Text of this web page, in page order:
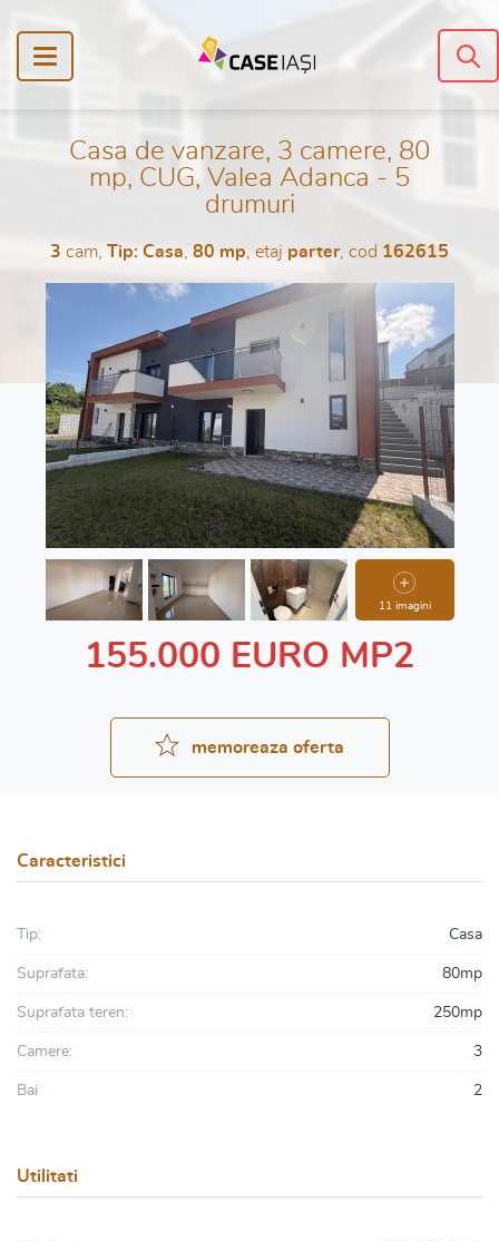
Casa de vanzare, 3 camere, 80
mp, CUG, Valea Adanca - 5
drumuri
3 cam, Tip: Casa 80 mp , etaj parter, cod 162615
11 imagini
155.000 EURO MP2
memoreaza oferta
Caracteristici
Tip: Casa
Suprafata: 80mp
Suprafata teren: 250mp
Camere: 3
Bai 2
Utilitati